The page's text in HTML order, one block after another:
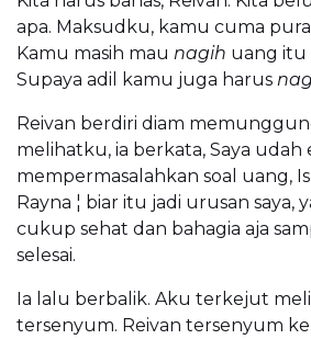
apa. Maksudku, kamu cuma
Kamu masih mau nagih uang itu
Supaya adil kamu juga harus
Reivan berdiri diam
melihatku, ia berkata, Saya udah
mempermasalahkan soal uang,
Rayna ¦ biar itu jadi urusan saya,
cukup sehat dan bahagia aja
selesai.
Ia lalu berbalik. Aku terkejut
tersenyum. Reivan tersenyum